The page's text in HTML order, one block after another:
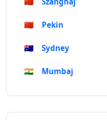
🇨🇳 Pekin
🇦🇺 Sydney
🇮🇳 Mumbaj